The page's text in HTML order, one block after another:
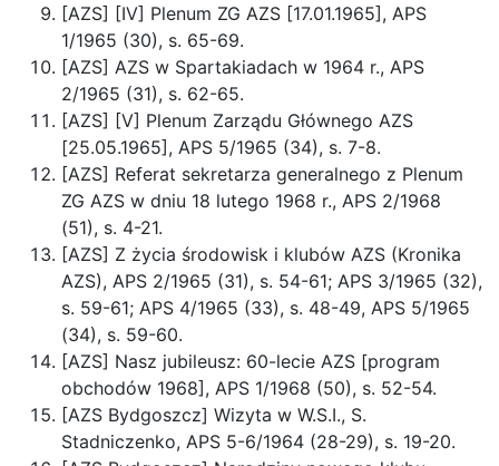
[AZS] [IV] Plenum ZG AZS [17.01.1965], APS
1/1965 (30), s. 65-69.
[AZS] AZS w Spartakiadach w 1964 r., APS
2/1965 (31), s. 62-65.
[AZS] [V] Plenum Zarządu Głównego AZS
[25.05.1965], APS 5/1965 (34), s. 7-8.
[AZS] Referat sekretarza generalnego z Plenum
ZG AZS w dniu 18 lutego 1968 r., APS 2/1968
(51), s. 4-21.
[AZS] Z życia środowisk i klubów AZS (Kronika
AZS), APS 2/1965 (31), s. 54-61; APS 3/1965 (32),
s. 59-61; APS 4/1965 (33), s. 48-49, APS 5/1965
(34), s. 59-60.
[AZS] Nasz jubileusz: 60-lecie AZS [program
obchodów 1968], APS 1/1968 (50), s. 52-54.
[AZS Bydgoszcz] Wizyta w W.S.I., S.
Stadniczenko, APS 5-6/1964 (28-29), s. 19-20.